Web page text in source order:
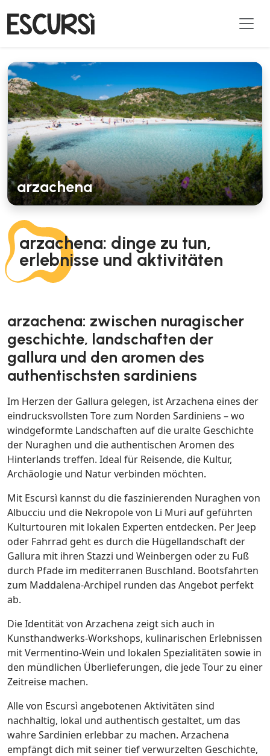
arzachena: dinge zu tun,
erlebnisse und aktivitäten
arzachena
arzachena: zwischen nuragischer
geschichte, landschaften der
gallura und den aromen des
authentischsten sardiniens
Im Herzen der Gallura gelegen, ist Arzachena eines der
eindrucksvollsten Tore zum Norden Sardiniens – wo
windgeformte Landschaften auf die uralte Geschichte
der Nuraghen und die authentischen Aromen des
Hinterlands treffen. Ideal für Reisende, die Kultur,
Archäologie und Natur verbinden möchten.
Mit Escursì kannst du die faszinierenden Nuraghen von
Albucciu und die Nekropole von Li Muri auf geführten
Kulturtouren mit lokalen Experten entdecken. Per Jeep
oder Fahrrad geht es durch die Hügellandschaft der
Gallura mit ihren Stazzi und Weinbergen oder zu Fuß
durch Pfade im mediterranen Buschland. Bootsfahrten
zum Maddalena-Archipel runden das Angebot perfekt
ab.
Die Identität von Arzachena zeigt sich auch in
Kunsthandwerks-Workshops, kulinarischen Erlebnissen
mit Vermentino-Wein und lokalen Spezialitäten sowie in
den mündlichen Überlieferungen, die jede Tour zu einer
Zeitreise machen.
Alle von Escursì angebotenen Aktivitäten sind
nachhaltig, lokal und authentisch gestaltet, um das
wahre Sardinien erlebbar zu machen. Arzachena
empfängt dich mit seiner tief verwurzelten Geschichte,